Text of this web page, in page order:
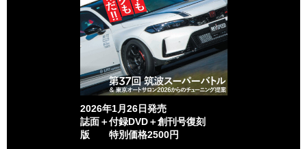
2026年1月26日発売
誌面＋付録DVD＋創刊号復刻
版 特別価格2500円